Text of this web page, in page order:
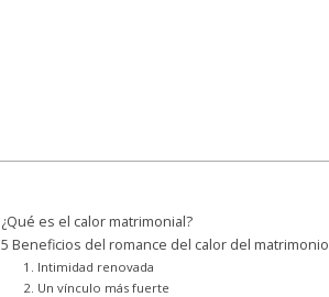
¿Qué es el calor matrimonial?
5 Beneficios del romance del calor del matrimonio
1. Intimidad renovada
2. Un vínculo más fuerte